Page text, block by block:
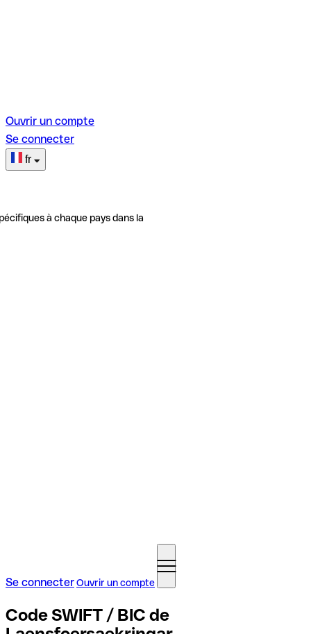
Ouvrir un compte
Se connecter
fr
à chaque pays dans la
Se connecterOuvrir un compte
Code SWIFT / BIC de